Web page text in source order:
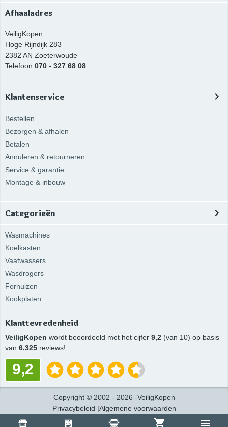
Afhaaladres
VeiligKopen
Hoge Rijndijk 283
2382 AN Zoeterwoude
Telefoon 070 - 327 68 08
Klantenservice
Bestellen
Bezorgen & afhalen
Betalen
Annuleren & retourneren
Service & garantie
Montage & inbouw
Categorieën
Wasmachines
Koelkasten
Vaatwassers
Wasdrogers
Fornuizen
Kookplaten
Klanttevredenheid
VeiligKopen wordt beoordeeld met het cijfer 9,2 (van 10) op basis
van 6.325 reviews!
9,2
Copyright ©2002 - 2026 -VeiligKopen
Privacybeleid |Algemene voorwaarden